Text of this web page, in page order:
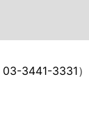
03-3441-3331）